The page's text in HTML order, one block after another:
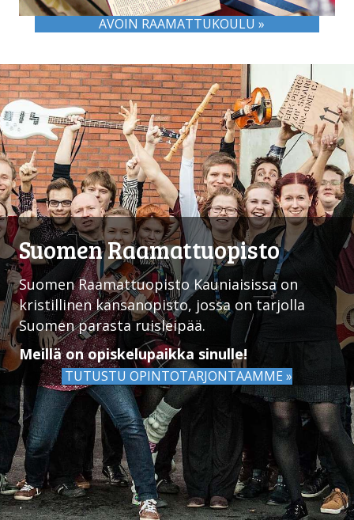
AVOIN RAAMATTUKOULU »
Suomen Raamattuopisto
Suomen Raamattuopisto Kauniaisissa on
kristillinen kansanopisto, jossa on tarjolla
Suomen parasta ruisleipää.
Meillä on opiskelupaikka sinulle!
TUTUSTU OPINTOTARJONTAAMME »